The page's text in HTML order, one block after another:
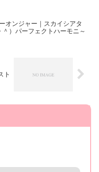
オンジャー｜スカイシアタ
＾）パーフェクトハーモニ～
ト